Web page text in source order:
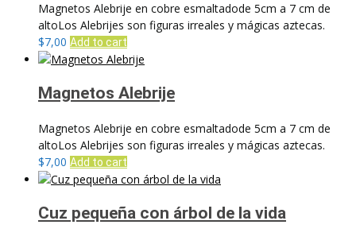
Magnetos Alebrije en cobre esmaltadode 5cm a 7 cm de
altoLos Alebrijes son figuras irreales y mágicas aztecas.
$7,00 Add to cart
Magnetos Alebrije
Magnetos Alebrije en cobre esmaltadode 5cm a 7 cm de
altoLos Alebrijes son figuras irreales y mágicas aztecas.
$7,00 Add to cart
Cuz pequeña con árbol de la vida